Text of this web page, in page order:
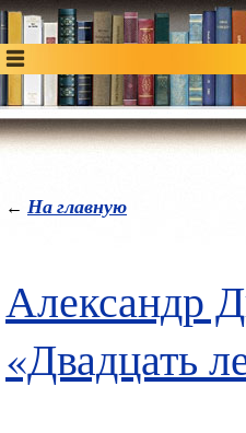
← На главную
Александр
«Двадцать